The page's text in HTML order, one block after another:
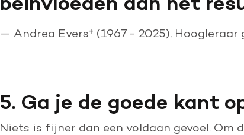
— Andrea Evers† (1967 - 2025), Hoogleraar
5. Ga je de goede kant
Niets is fijner dan een voldaan gevoel.